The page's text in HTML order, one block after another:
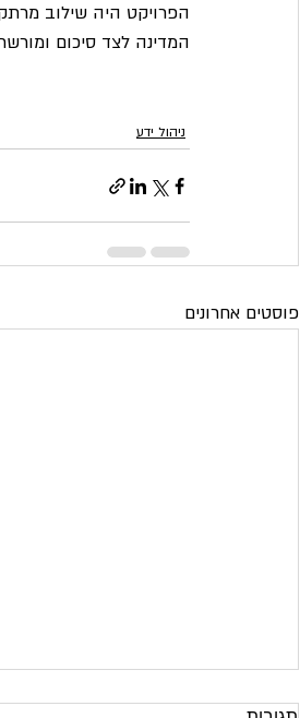
הפרויקט היה שילוב
המדינה לצד סיכום
ניהול ידע
פוסטים אחרונים